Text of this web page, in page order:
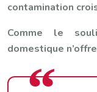
contamination
Comme le
domestique